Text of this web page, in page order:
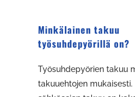
Minkälainen takuu
työsuhdepyörillä on?
Työsuhdepyörien takuu
takuuehtojen mukaisesti.